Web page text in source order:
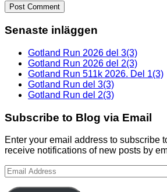
Senaste inläggen
Gotland Run 2026 del 3(3)
Gotland Run 2026 del 2(3)
Gotland Run 511k 2026. Del 1(3)
Gotland Run del 3(3)
Gotland Run del 2(3)
Subscribe to Blog via Email
Enter your email address to subscribe
receive notifications of new posts by
Email
Address